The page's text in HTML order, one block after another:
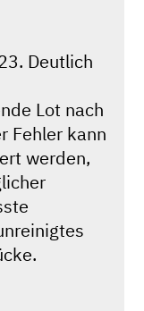
Deutlich
Lot nach
Fehler kann
werden,